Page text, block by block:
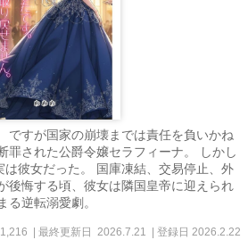
ですが国家の崩壊までは責任を負いかね
罪された公爵令嬢セラフィーナ。 しかし
は彼女だった。 国庫凍結、交易停止、外
悔する頃、彼女は隣国皇帝に迎えられ
る逆転溺愛劇。
| 最終更新日 2026.7.21 | 登録日 2026.2.22